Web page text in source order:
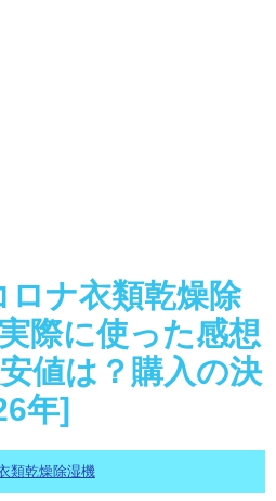
ロナ衣類乾燥除
際に使った感想
値は？購入の決
年]
類乾燥除湿機